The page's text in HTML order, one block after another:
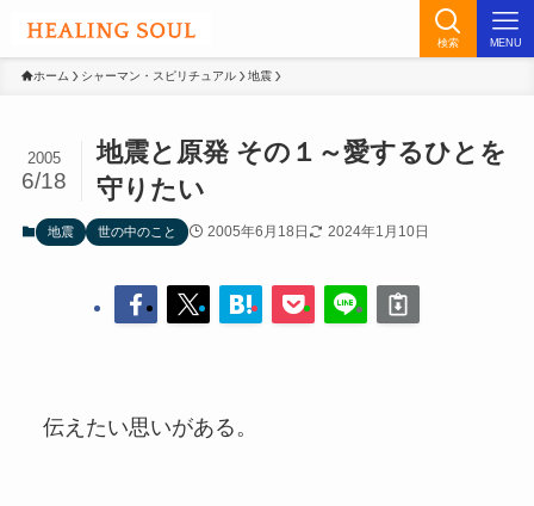
検索 MENU
ホーム シャーマン・スピリチュアル 地震
地震と原発 その１～愛するひとを
守りたい
2005
6/18
地震 世の中のこと 2005年6月18日 2024年1月10日
伝えたい思いがある。